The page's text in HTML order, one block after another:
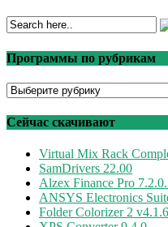
Программы по рубрикам
Программы
рубрикам
Сейчас скачивают
Virtual Mix Rack
SamDrivers 22.00
Alzex Finance Pro
ANSYS Electronics
Folder Colorizer 2